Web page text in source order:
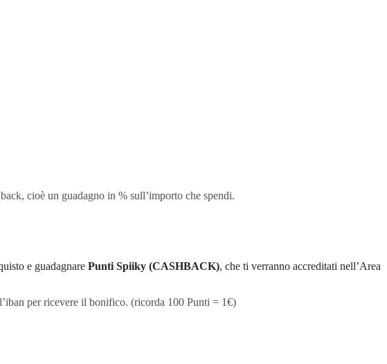
cioè un guadagno in % sull’importo che spendi.
e guadagnare Punti Spiiky (CASHBACK), che ti verranno accreditati nell’Area
per ricevere il bonifico. (ricorda 100 Punti = 1€)